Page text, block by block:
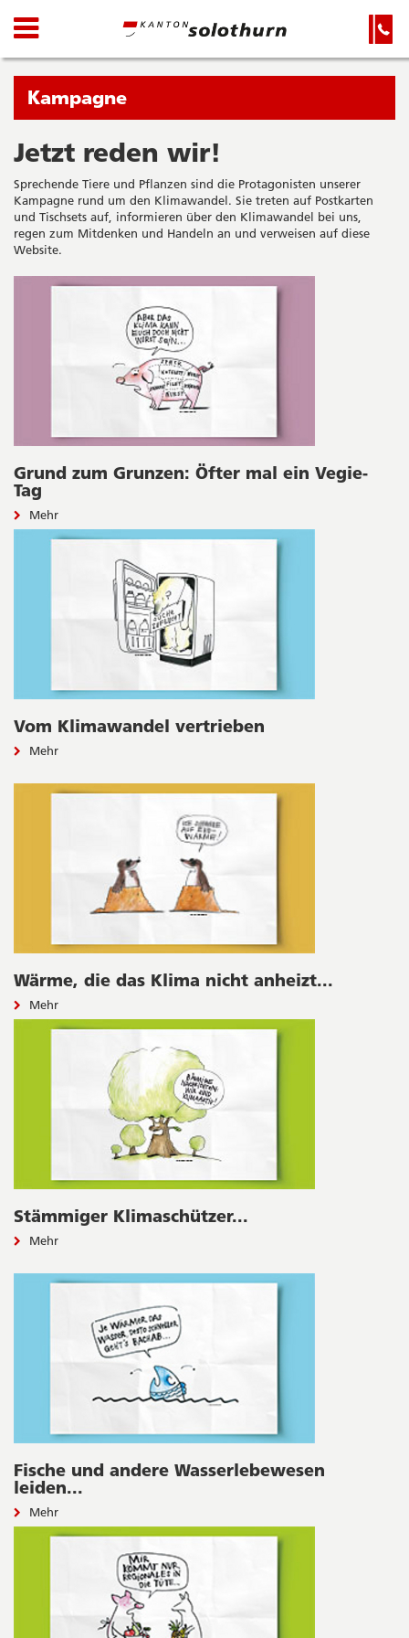
Kanton
Solothurn
Wichtige
Seiten
Startseite
Hauptnavigation
Inhalt
Sitemap
Suche
Navigation
und
Suche
Navigation
Sie
befinden
sich
gerade
in:
Kampagne
Jetzt reden wir!
Sprechende Tiere und Pflanzen sind die Protagonisten unserer
Kampagne rund um den Klimawandel. Sie treten auf Postkarten
und Tischsets auf, informieren über den Klimawandel bei uns,
regen zum Mitdenken und Handeln an und verweisen auf diese
Website.
Grund zum Grunzen: Öfter mal ein Vegie-
Tag
Mehr
Vom Klimawandel vertrieben
Mehr
Wärme, die das Klima nicht anheizt...
Mehr
Stämmiger Klimaschützer...
Mehr
Fische und andere Wasserlebewesen
leiden...
Mehr